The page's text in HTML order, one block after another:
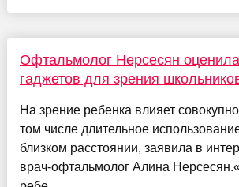
Офтальмолог Нерсесян
гаджетов для зрения
На зрение ребенка влияет
том числе длительное
близком расстоянии, заявила в
врач-офтальмолог Алина